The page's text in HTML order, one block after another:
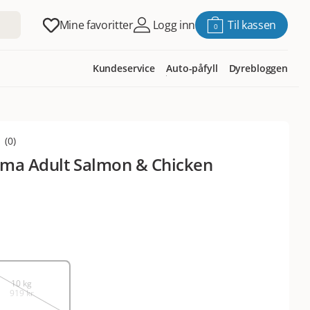
Mine favoritter Logg inn 0 Til kassen
Kundeservice Auto-påfyll Dyrebloggen
Adult Salmon & Chicken
(0)
10 kg
919 kr